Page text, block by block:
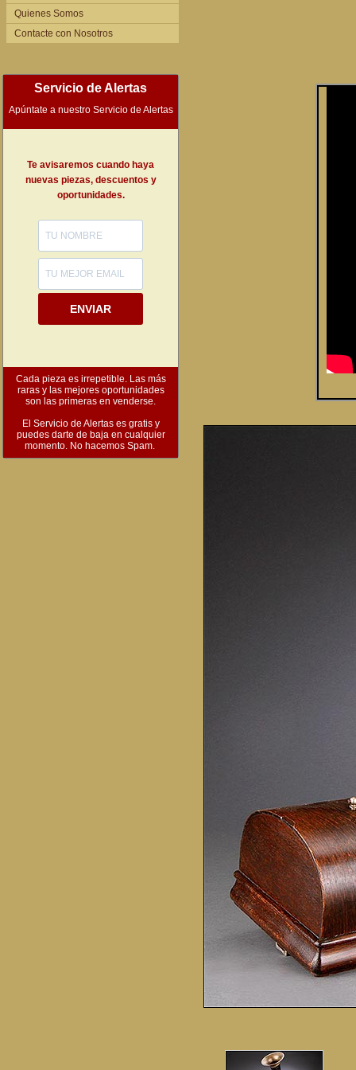
Quienes Somos
Contacte con Nosotros
Servicio de Alertas
Apúntate a nuestro Servicio de Alertas
Te avisaremos cuando haya
nuevas piezas, descuentos y
oportunidades.
ENVIAR
Cada pieza es irrepetible. Las más
raras y las mejores oportunidades
son las primeras en venderse.
El Servicio de Alertas es gratis y
puedes darte de baja en cualquier
momento. No hacemos Spam.